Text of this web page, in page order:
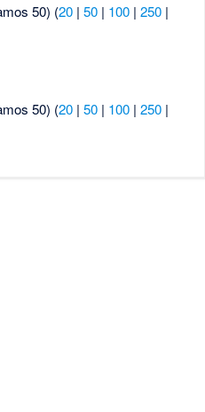
50) (20 |50 | 100 |250 |
50) (20 |50 | 100 |250 |